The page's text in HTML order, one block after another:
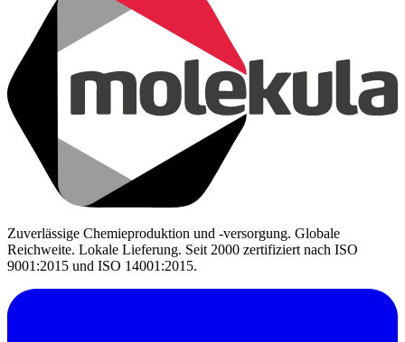
Zuverlässige Chemieproduktion und -versorgung. Globale
Reichweite. Lokale Lieferung. Seit 2000 zertifiziert nach ISO
9001:2015 und ISO 14001:2015.